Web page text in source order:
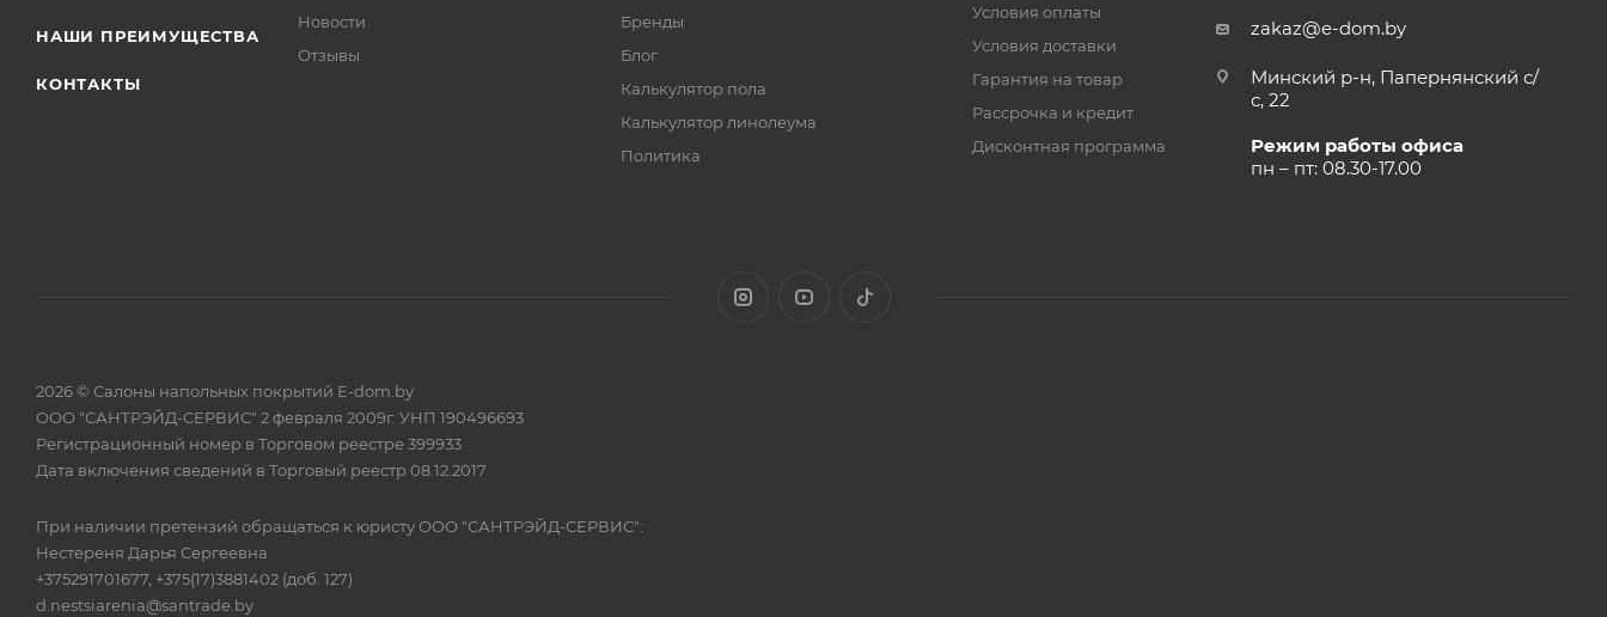
НАШИ ПРЕИМУЩЕСТВА
КОНТАКТЫ
Новости
Отзывы
Бренды
Блог
Калькулятор пола
Калькулятор линолеума
Политика
Условия оплаты
Условия доставки
Гарантия на товар
Рассрочка и кредит
Дисконтная программа
zakaz@e-dom.by
Минский р-н, Папернянский с/
с, 22
Режим работы офиса
пн – пт: 08.30-17.00
2026 © Салоны напольных покрытий E-dom.by
ООО "САНТРЭЙД-СЕРВИС" 2 февраля 2009г. УНП 190496693
Регистрационный номер в Торговом реестре 399933
Дата включения сведений в Торговый реестр 08.12.2017
При наличии претензий обращаться к юристу ООО "САНТРЭЙД-СЕРВИС":
Нестереня Дарья Сергеевна
+375291701677, +375(17)3881402 (доб. 127)
d.nestsiarenia@santrade.by